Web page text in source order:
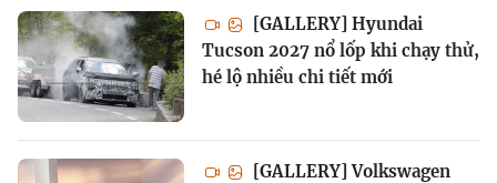
[GALLERY] Hyundai
Tucson 2027 nổ lốp khi chạy thử,
hé lộ nhiều chi tiết mới
[GALLERY] Volkswagen